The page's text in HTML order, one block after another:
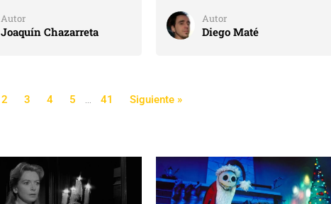
Autor
Joaquín Chazarreta
Autor
Diego Maté
2 3 4 5 41 Siguiente »